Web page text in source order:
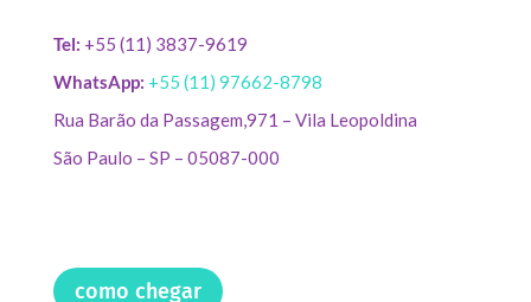
Tel: +55 (11) 3837-9619
WhatsApp: +55 (11) 97662-8798
Rua Barão da Passagem,971 – Vila Leopoldina
São Paulo – SP – 05087-000
como chegar